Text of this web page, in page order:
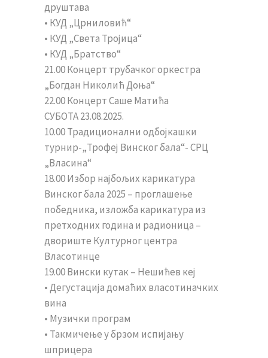
друштава
• КУД „Црниловић“
• КУД „Света Тројица“
• КУД „Братство“
21.00 Концерт трубачког оркестра
„Богдан Николић Доња“
22.00 Концерт Саше Матића
СУБОТА 23.08.2025.
10.00 Традиционални одбојкашки
турнир-„Трофеј Винског бала“- СРЦ
„Власина“
18.00 Избор најбољих карикатура
Винског бала 2025 – проглашење
победника, изложба карикатура из
претходних година и радионица –
двориште Културног центра
Власотинце
19.00 Вински кутак – Нешићев кеј
• Дегустација домаћих власотиначких
вина
• Музички програм
• Такмичење у брзом испијању
шприцера